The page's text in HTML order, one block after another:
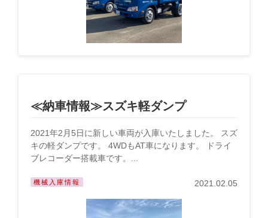
≪納車情報≫スズキ軽ダンプ
2021年2月5日に新しい車両が入庫いたしました。 スズ
キの軽ダンプです。 4WDもAT車になります。 ドライ
ブレコーダー搭載車です。...
機械入庫情報 2021.02.05